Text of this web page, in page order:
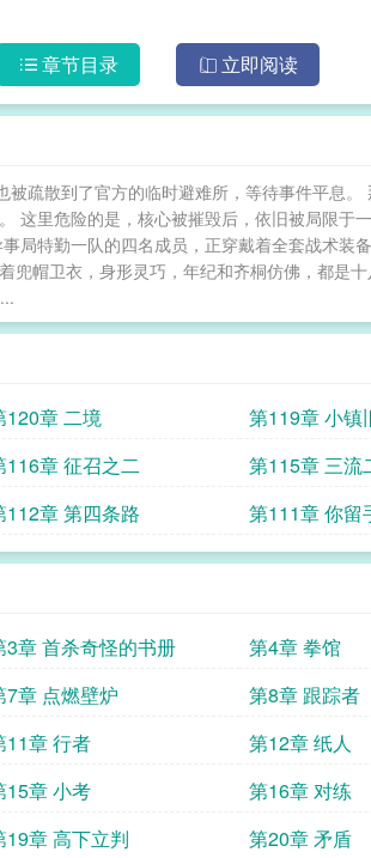
章节目录 立即阅读
疏散到了官方的临时避难所，等待事件平息。
里危险的是，核心被摧毁后，依旧被局限于一
局特勤一队的四名成员，正穿戴着全套战术装
帽卫衣，身形灵巧，年纪和齐桐仿佛，都是十
120章 二境
第119章 小镇
116章 征召之二
第115章 三流
112章 第四条路 第111章 你留
3章 首杀奇怪的书册
第4章 拳馆
7章 点燃壁炉
第8章 跟踪者
11章 行者
第12章 纸人
15章 小考
第16章 对练
19章 高下立判
第20章 矛盾